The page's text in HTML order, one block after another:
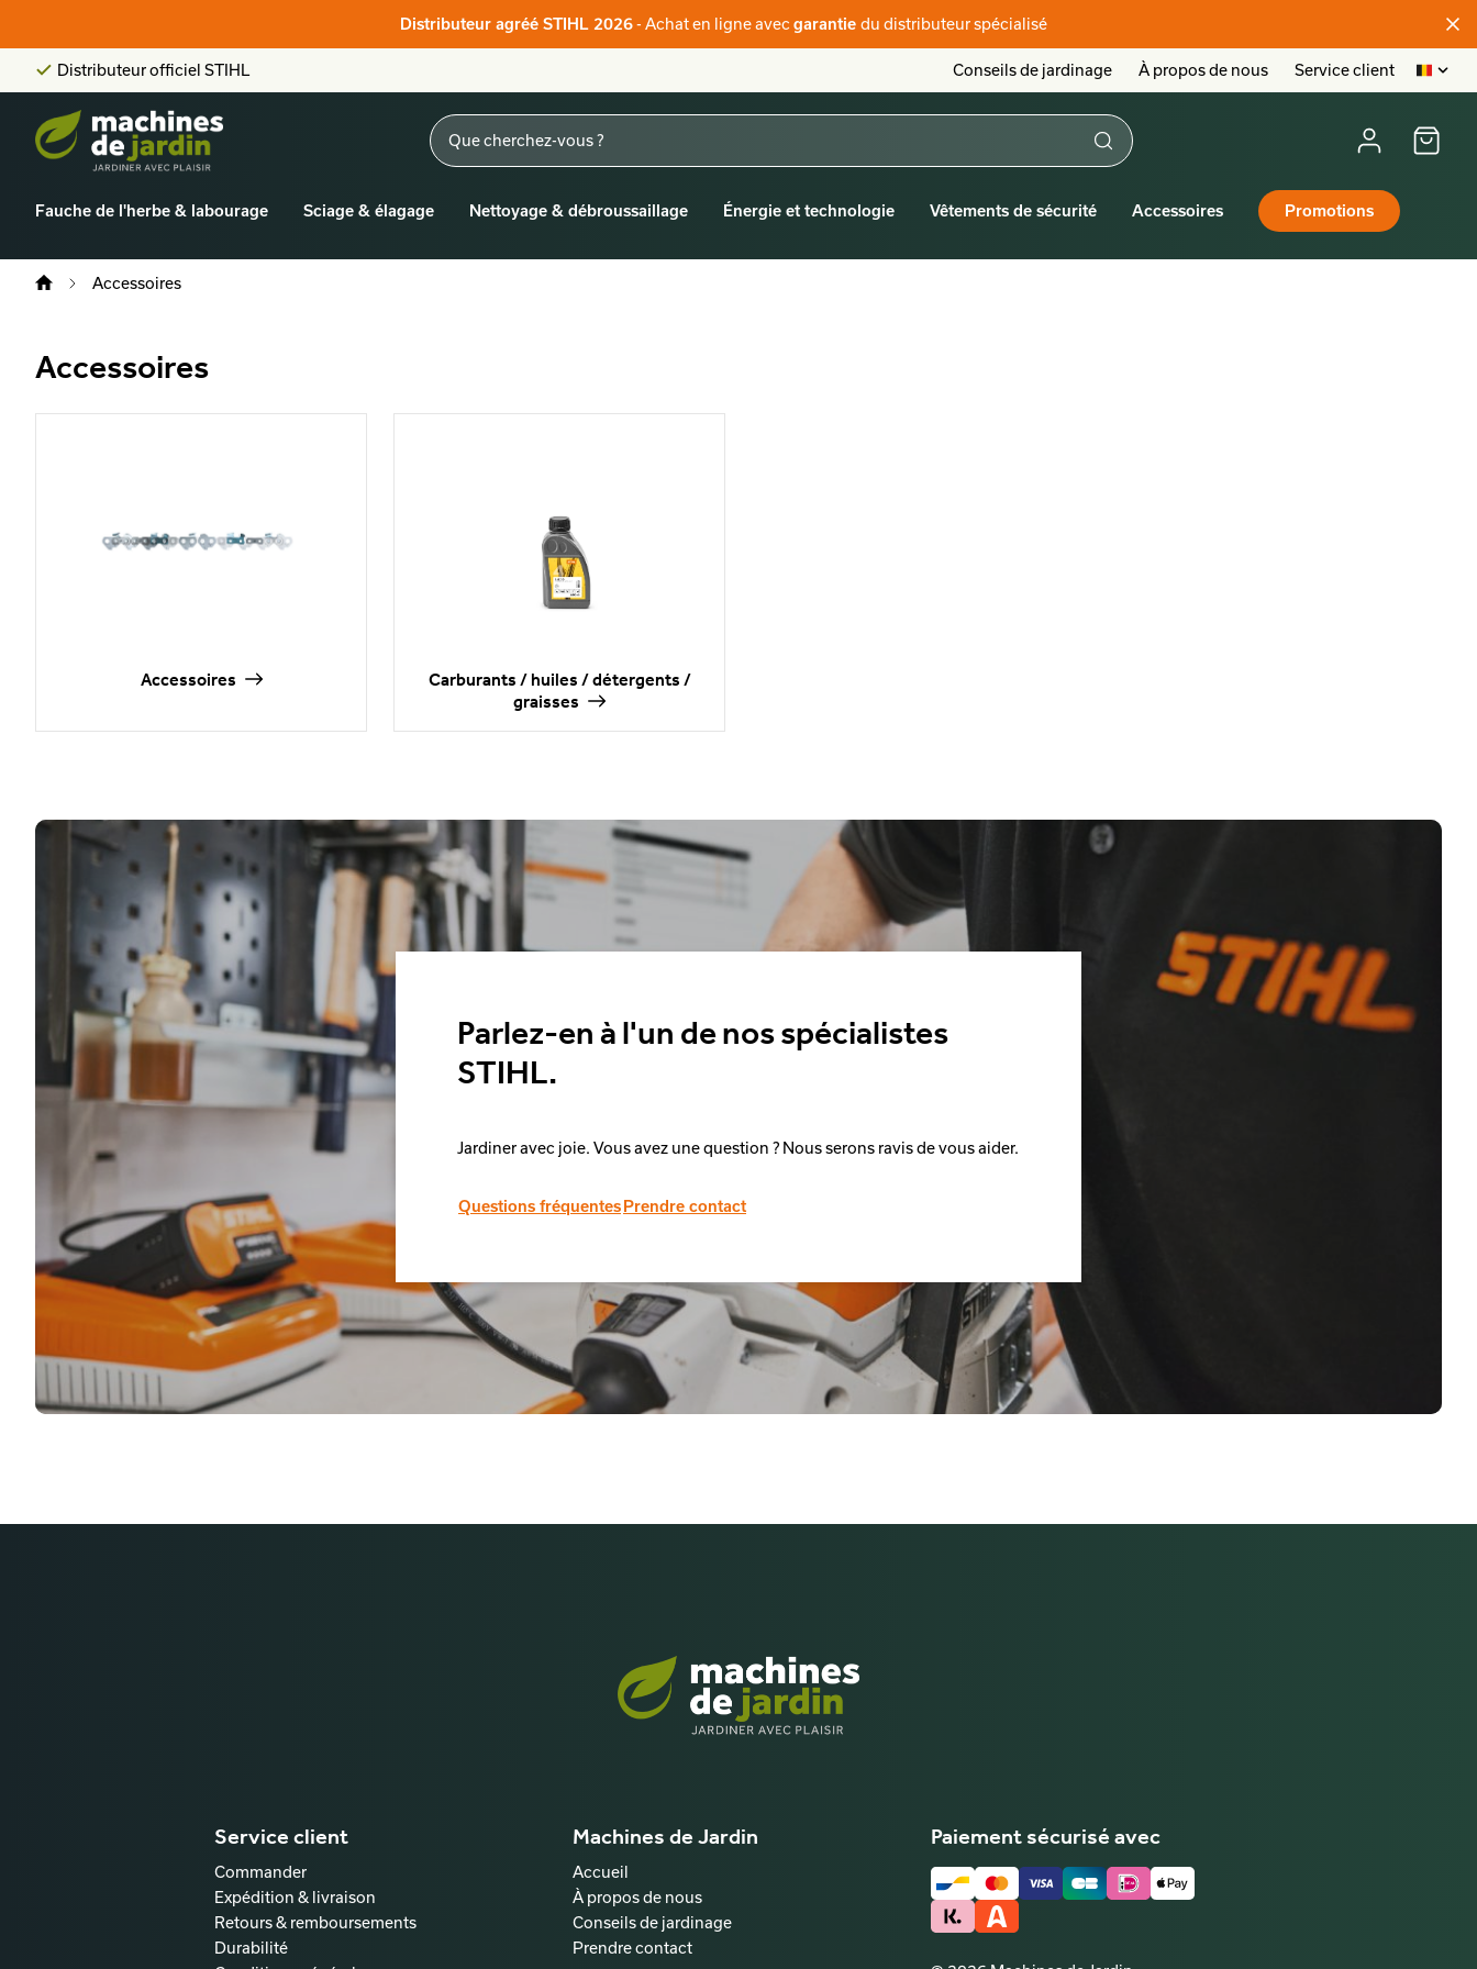
Distributeur agréé STIHL 2026- Achat en ligne avec garantie du distributeur spécialisé
Score client:9,6/10 Conseils de jardinage À propos de nous Service client
Fauche de l'herbe & labourage Sciage & élagage Nettoyage & débroussaillage Énergie et technologie Vêtements de sécurité Accessoires Promotions
Accessoires
Accessoires
Accessoires
Carburants / huiles / détergents /
graisses
Parlez-en à l'un de nos spécialistes
STIHL.
Jardiner avec joie. Vous avez une question ? Nous serons ravis de vous aider.
Questions fréquentes Prendre contact
Service client
Commander
Expédition & livraison
Retours & remboursements
Durabilité
Machines de Jardin
Accueil
À propos de nous
Conseils de jardinage
Prendre contact
Paiement sécurisé avec